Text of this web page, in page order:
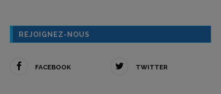
REJOIGNEZ-NOUS
FACEBOOK TWITTER